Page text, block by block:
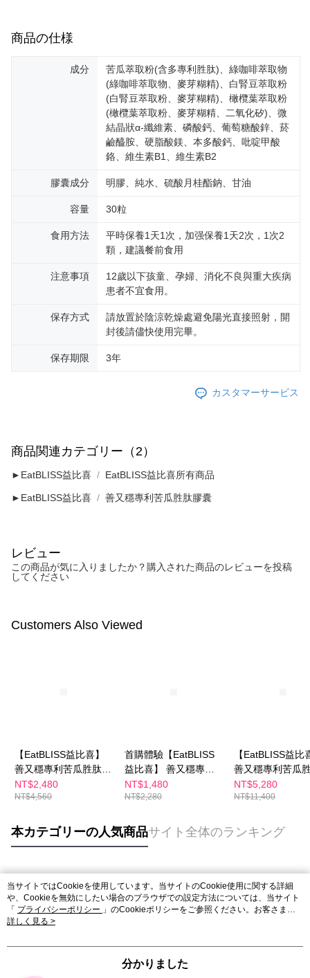
商品の仕様
成分
苦瓜萃取粉(含多專利胜肽)、綠咖啡萃取物
(綠咖啡萃取物、麥芽糊精)、白腎豆萃取粉
(白腎豆萃取粉、麥芽糊精)、橄欖葉萃取粉
(橄欖葉萃取粉、麥芽糊精、二氧化矽)、微
結晶狀α-纖維素、磷酸鈣、葡萄糖酸鋅、菸
鹼醯胺、硬脂酸鎂、本多酸鈣、吡啶甲酸
鉻、維生素B1、維生素B2
膠囊成分 明膠、純水、硫酸月桂酯鈉、甘油
容量 30粒
食用方法
平時保養1天1次，加强保養1天2次，1次2
顆，建議餐前食用
注意事項
12歲以下孩童、孕婦、消化不良與重大疾病
患者不宜食用。
保存方式
請放置於陰涼乾燥處避免陽光直接照射，開
封後請儘快使用完畢。
保存期限 3年
カスタマーサービス
商品関連カテゴリー（2）
►EatBLISS益比喜 EatBLISS益比喜所有商品
►EatBLISS益比喜 善又穩專利苦瓜胜肽膠囊
レビュー
この商品が気に入りましたか？購入された商品のレビューを投稿
してください
Customers Also Viewed
【EatBLISS益比喜】
善又穩專利苦瓜胜肽膠
囊30天份(30入/盒)2入
組
NT$2,480
NT$4,560
首購體驗【EatBLISS
益比喜】 善又穩專利
苦瓜胜肽膠囊(30入/盒)
NT$1,480
NT$2,280
【EatBLISS益比
善又穩專利苦瓜
囊75日份(30入/
NT$5,280
NT$11,400
本カテゴリーの人気商品サイト全体のランキング
人気タグ
当サイトではCookieを使用しています。当サイトのCookie使用に関する詳細
や、Cookieを無効にしたい場合のブラウザでの設定方法については、当サイト
「 プライバシーポリシー 」のCookieポリシーをご参照ください。お客さま
が、当サイトを引き続き使用される場合、当社がサイト利用規約のCookieポリ
詳しく見る >
分かりました